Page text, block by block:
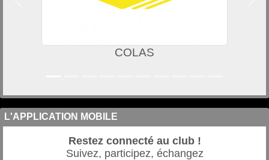
COLAS
L'APPLICATION MOBILE
Restez connecté au club !
Suivez, participez, échangez